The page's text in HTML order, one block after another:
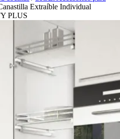
Extraíble Individual
PLUS